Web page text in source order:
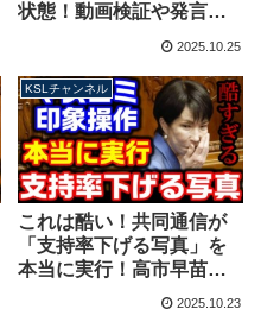
状態！動画検証や発言文
【KSLチャンネル】
2025.10.25
KSLチャンネル
これは酷い！共同通信が
「支持率下げる写真」を
本当に実行！高市早苗総
理が笑った一瞬を切り取
2025.10.23